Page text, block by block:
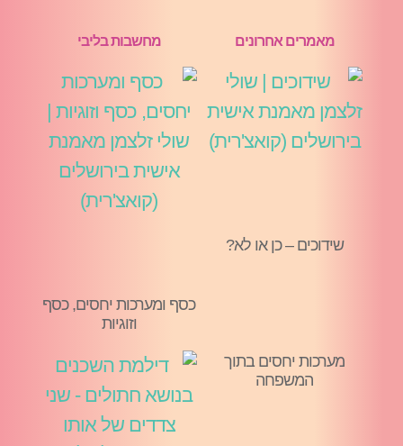
מאמרים אחרונים
שידוכים – כן או לא?
מערכות יחסים בתוך
המשפחה
מחשבות בליבי
כסף ומערכות יחסים, כסף
וזוגיות